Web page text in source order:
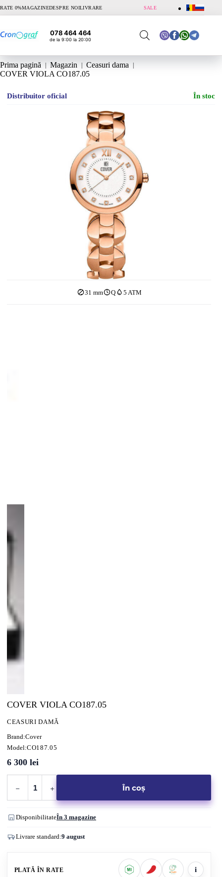
RATE 0%MAGAZINEDESPRE NOILIVRARE SALE
078 464 464
de la 9:00 la 20:00
Prima pagină Magazin
Ceasuri dama
COVER VIOLA CO187.05
Distribuitor oficial În stoc
31 mm Q 5 ATM
COVER VIOLA CO187.05
CEASURI DAMĂ
Brand:Cover
Model:CO187.05
6 300 lei
COVER
VIOLA
CO187.05
În coș
DisponibilitateÎn 3 magazine
Livrare standard:9 august
PLATĂ ÎN RATE i